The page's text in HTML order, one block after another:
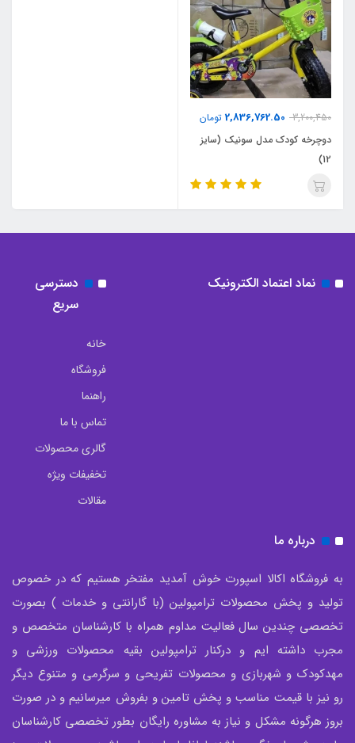
3,200,450
2,836,762.50 تومان
دوچرخه کودک مدل سونیک (سایز
12)
نماد اعتماد الکترونیک
دسترسی
سریع
خانه
فروشگاه
راهنما
تماس با ما
گالری محصولات
تخفیفات ویژه
مقالات
درباره ما
به فروشگاه اکالا اسپورت خوش آمدید مفتخر هستیم که در خصوص
تولید و پخش محصولات ترامپولین (با گارانتی و خدمات ) بصورت
تخصصی چندین سال فعالیت مداوم همراه با کارشناسان متخصص و
مجرب داشته ایم و درکنار ترامپولین بقیه محصولات ورزشی و
مهدکودک و شهربازی و محصولات تفریحی و سرگرمی و متنوع دیگر
رو نیز با قیمت مناسب و پخش تامین و بفروش میرسانیم و در صورت
بروز هرگونه مشکل و نیاز به مشاوره رایگان بطور تخصصی کارشناسان